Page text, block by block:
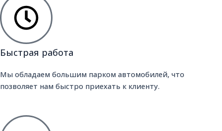
Быстрая работа
Мы обладаем большим парком автомобилей, что
позволяет нам быстро приехать к клиенту.